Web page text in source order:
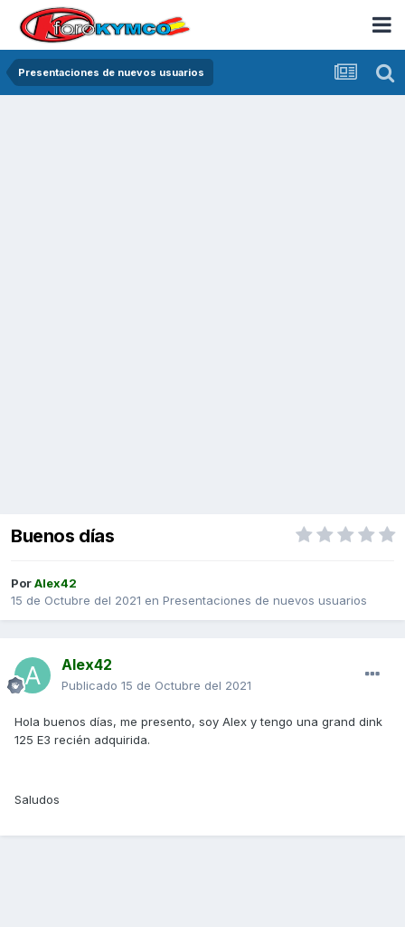
Presentaciones de nuevos usuarios
Buenos días
PorAlex42
15 de Octubre del 2021 en Presentaciones de nuevos usuarios
Alex42
Publicado 15 de Octubre del 2021
Hola buenos días, me presento, soy Alex y tengo una grand dink
125 E3 recién adquirida.
Saludos